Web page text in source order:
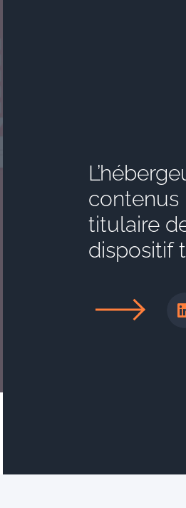
contenus
titulaire
dispositif